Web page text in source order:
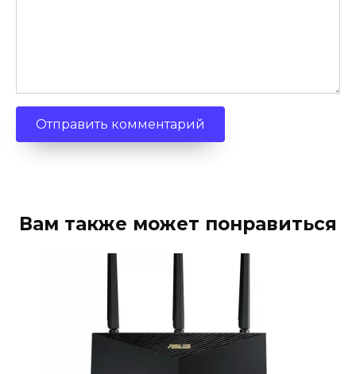
Вам также может понравиться